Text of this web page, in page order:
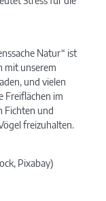
Natur“ ist
mit unserem
und vielen
Freiflächen im
Fichten und
freizuhalten.
Pixabay)